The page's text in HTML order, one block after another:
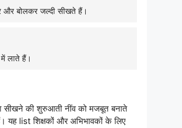
और बोलकर जल्दी सीखते हैं।
लाते हैं।
की शुरुआती नींव को मजबूत बनाते
list शिक्षकों और अभिभावकों के लिए